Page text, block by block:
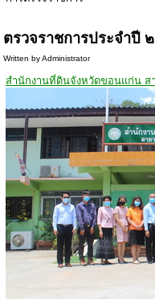
ตรวจราชการประจำปี
Written by Administrator
สำนักงานที่ดินจังหวัดขอนแก่น ส